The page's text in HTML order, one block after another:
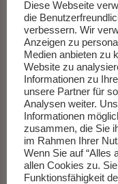
Fragen und die
___________
Die
Herausgegeben von
Zur Liste
Diese Webseite
die
verbessern. Wir
Anzeigen zu
Medien anbieten zu
Website zu
Informationen zu
unsere Partner für
Analysen weiter.
Informationen
zusammen, die Sie
im Rahmen Ihrer
Wenn Sie auf “Alles
allen Cookies zu.
Funktionsfähigkeit